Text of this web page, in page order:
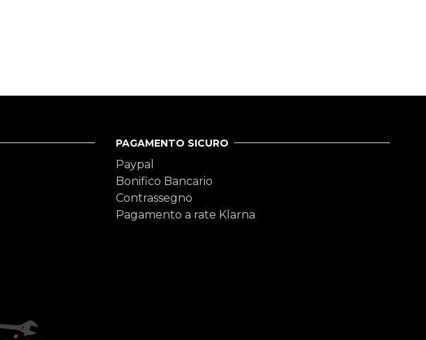
PAGAMENTO SICURO
Paypal
Bonifico Bancario
Contrassegno
Pagamento a rate Klarna